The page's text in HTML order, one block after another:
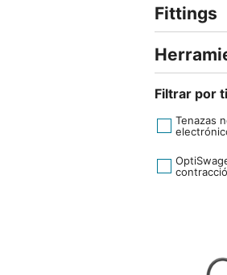
Fittings
Filtrar por
Tenazas